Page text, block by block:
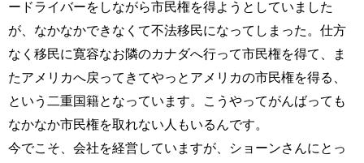
ードライバーをしながら市民権を得ようとしていました
が、なかなかできなくて不法移民になってしまった。仕方
なく移民に寛容なお隣のカナダへ行って市民権を得て、ま
たアメリカへ戻ってきてやっとアメリカの市民権を得る、
という二重国籍となっています。こうやってがんばっても
なかなか市民権を取れない人もいるんです。
今でこそ、会社を経営していますが、ショーンさんにとっ